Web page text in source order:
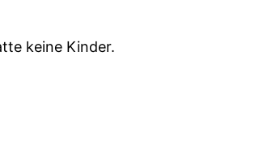
keine Kinder.